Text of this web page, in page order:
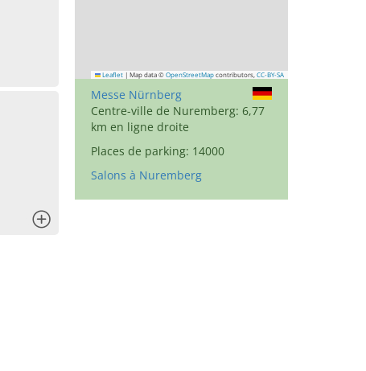
Leaflet | Map data © OpenStreetMap contributors, CC-BY-SA
Messe Nürnberg
Centre-ville de Nuremberg: 6,77
km en ligne droite
Places de parking: 14000
Salons à Nuremberg